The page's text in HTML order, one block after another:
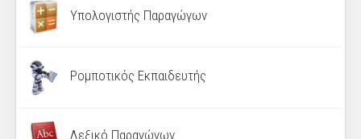
Υπολογιστής Παραγώγων
Ρομποτικός Εκπαιδευτής
Λεξικό Παραγώγων